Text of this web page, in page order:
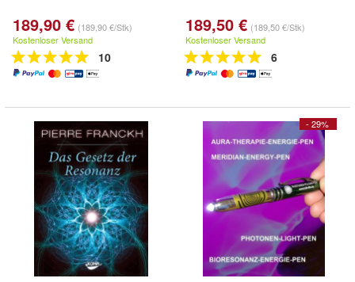
189,90 € (189,90 €/Stk)
Kostenloser Versand
10
189,50 € (189,50 €/Stk)
Kostenloser Versand
6
- 29%